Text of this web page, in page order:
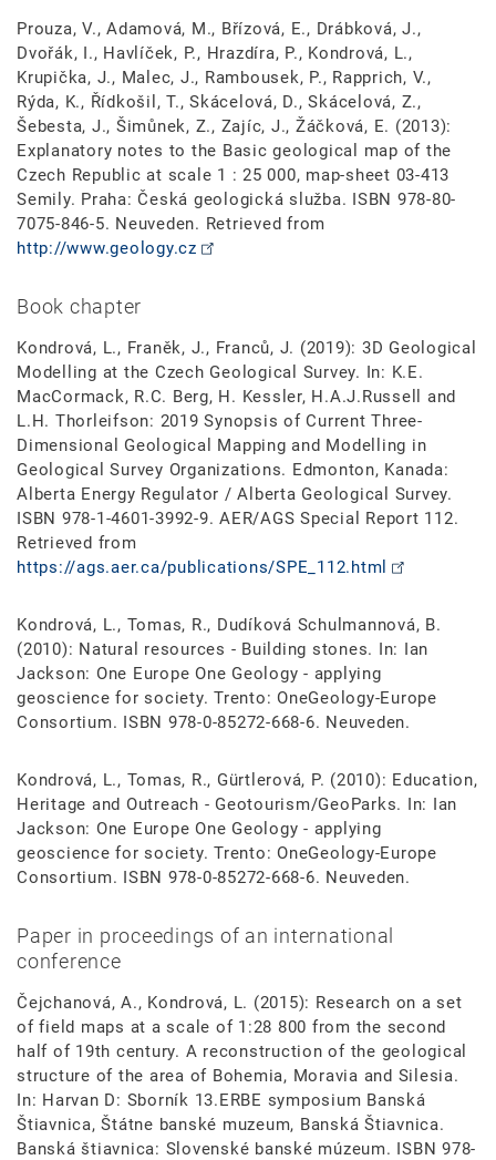
Prouza, V., Adamová, M., Břízová, E., Drábková, J.,
Dvořák, I., Havlíček, P., Hrazdíra, P., Kondrová, L.,
Krupička, J., Malec, J., Rambousek, P., Rapprich, V.,
Rýda, K., Řídkošil, T., Skácelová, D., Skácelová, Z.,
Šebesta, J., Šimůnek, Z., Zajíc, J., Žáčková, E. (2013):
Explanatory notes to the Basic geological map of the
Czech Republic at scale 1 : 25 000, map-sheet 03-413
Semily. Praha: Česká geologická služba. ISBN 978-80-
7075-846-5. Neuveden. Retrieved from
http://www.geology.cz
Book chapter
Kondrová, L., Franěk, J., Franců, J. (2019): 3D Geological
Modelling at the Czech Geological Survey. In: K.E.
MacCormack, R.C. Berg, H. Kessler, H.A.J.Russell and
L.H. Thorleifson: 2019 Synopsis of Current Three-
Dimensional Geological Mapping and Modelling in
Geological Survey Organizations. Edmonton, Kanada:
Alberta Energy Regulator / Alberta Geological Survey.
ISBN 978-1-4601-3992-9. AER/AGS Special Report 112.
Retrieved from
https://ags.aer.ca/publications/SPE_112.html
Kondrová, L., Tomas, R., Dudíková Schulmannová, B.
(2010): Natural resources - Building stones. In: Ian
Jackson: One Europe One Geology - applying
geoscience for society. Trento: OneGeology-Europe
Consortium. ISBN 978-0-85272-668-6. Neuveden.
Kondrová, L., Tomas, R., Gürtlerová, P. (2010): Education,
Heritage and Outreach - Geotourism/GeoParks. In: Ian
Jackson: One Europe One Geology - applying
geoscience for society. Trento: OneGeology-Europe
Consortium. ISBN 978-0-85272-668-6. Neuveden.
Paper in proceedings of an international
conference
Čejchanová, A., Kondrová, L. (2015): Research on a set
of field maps at a scale of 1:28 800 from the second
half of 19th century. A reconstruction of the geological
structure of the area of Bohemia, Moravia and Silesia.
In: Harvan D: Sborník 13.ERBE symposium Banská
Štiavnica, Štátne banské muzeum, Banská Štiavnica.
Banská štiavnica: Slovenské banské múzeum. ISBN 978-